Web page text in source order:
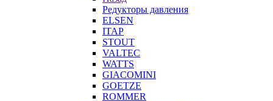
Редукторы давления
ELSEN
ITAP
STOUT
VALTEC
WATTS
GIACOMINI
GOETZE
ROMMER